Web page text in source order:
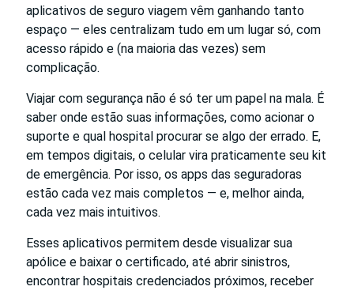
aplicativos de seguro viagem vêm ganhando tanto
espaço — eles centralizam tudo em um lugar só, com
acesso rápido e (na maioria das vezes) sem
complicação.
Viajar com segurança não é só ter um papel na mala. É
saber onde estão suas informações, como acionar o
suporte e qual hospital procurar se algo der errado. E,
em tempos digitais, o celular vira praticamente seu kit
de emergência. Por isso, os apps das seguradoras
estão cada vez mais completos — e, melhor ainda,
cada vez mais intuitivos.
Esses aplicativos permitem desde visualizar sua
apólice e baixar o certificado, até abrir sinistros,
encontrar hospitais credenciados próximos, receber